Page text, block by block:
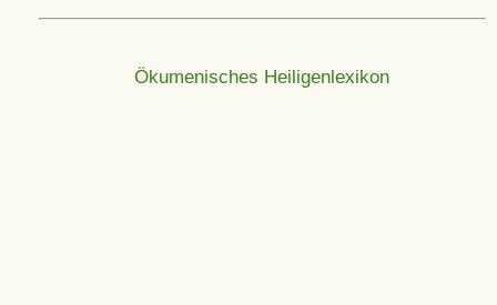
Ökumenisches Heiligenlexikon